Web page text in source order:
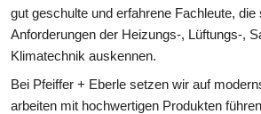
gut geschulte und erfahrene Fachleute, die
Anforderungen der Heizungs-, Lüftungs-,
Klimatechnik auskennen.
Bei Pfeiffer + Eberle setzen wir auf
arbeiten mit hochwertigen Produkten